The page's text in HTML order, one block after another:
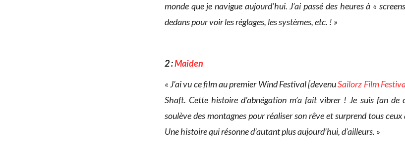
monde que je navigue aujourd’hui. J’ai passé des heures à «
dedans pour voir les réglages, les systèmes, etc. ! »
2 :Maiden
« J’ai vu ce film au premier Wind Festival [devenuSailorz Film
Shaft. Cette histoire d’abnégation m’a fait vibrer ! Je suis fan
soulève des montagnes pour réaliser son rêve et surprend tous
Une histoire qui résonne d’autant plus aujourd’hui, d’ailleurs. »